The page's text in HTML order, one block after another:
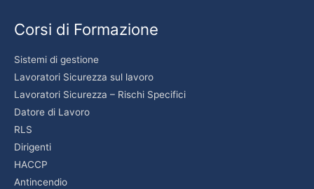
Corsi di Formazione
Sistemi di gestione
Lavoratori Sicurezza sul lavoro
Lavoratori Sicurezza – Rischi Specifici
Datore di Lavoro
RLS
Dirigenti
HACCP
Antincendio